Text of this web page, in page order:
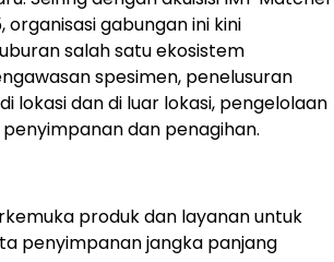
gabungan ini kini
salah satu ekosistem
spesimen, penelusuran
lokasi dan di luar lokasi, pengelolaan
dan penagihan.
produk dan layanan untuk
penyimpanan jangka panjang